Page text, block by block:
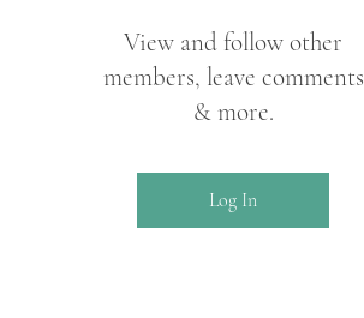
View and follow other
members, leave comments
& more.
Log In